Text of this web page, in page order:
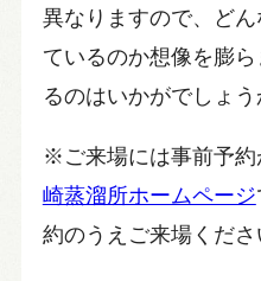
異なりますので、ど
ているのか想像を膨
るのはいかがでしょう
※ご来場には事前予約
崎蒸溜所ホームページ
約のうえご来場くださ